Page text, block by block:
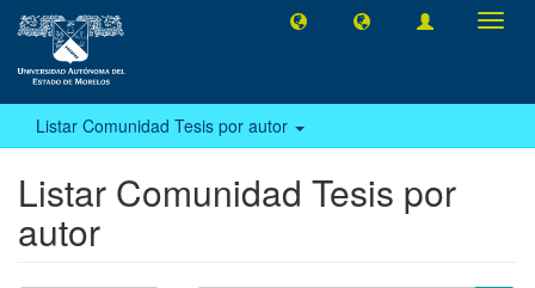
Listar Comunidad Tesis por autor
Listar Comunidad Tesis por
autor